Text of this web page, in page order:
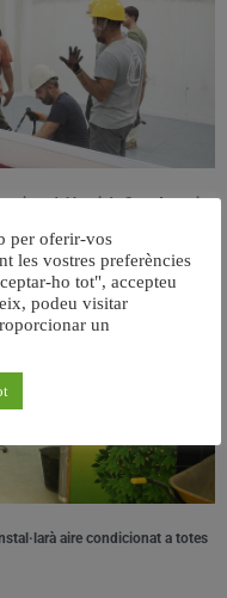
del barri de Sant Antoni
aire condicionat a totes
per oferir-vos
les vostres preferències
ho tot", accepteu
podeu visitar
un